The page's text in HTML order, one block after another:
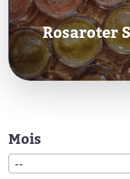
Mois
--
Rosaroter